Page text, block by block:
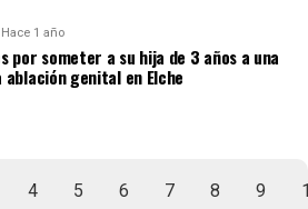
Hace 1 año
por someter a su hija de 3 años a una
genital en Elche
4 5 6 7 8 9